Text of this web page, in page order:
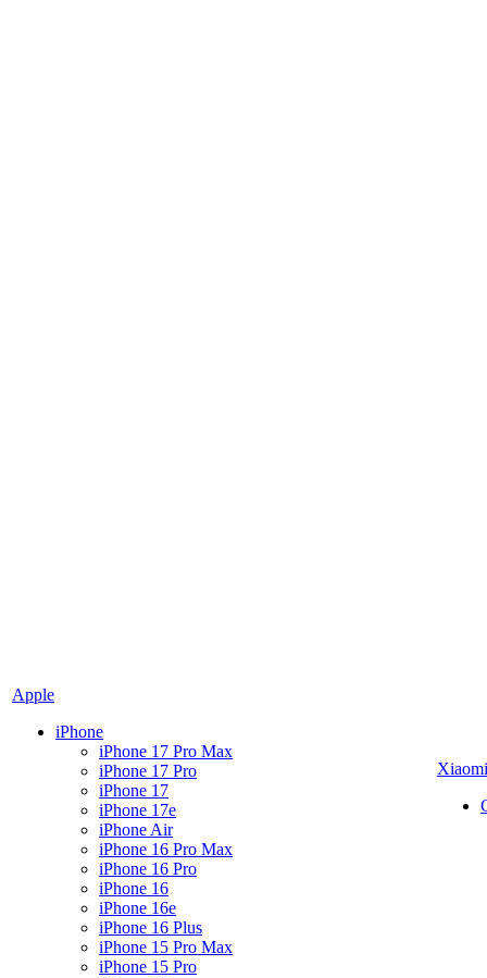
Apple
iPhone
iPhone 17 Pro Max
iPhone 17 Pro
iPhone 17
iPhone 17e
iPhone Air
iPhone 16 Pro Max
iPhone 16 Pro
iPhone 16
iPhone 16e
iPhone 16 Plus
iPhone 15 Pro Max
iPhone 15 Pro
Xiaomi